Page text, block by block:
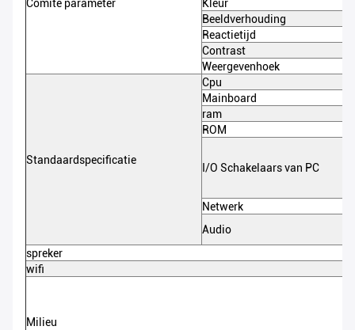
Comité parameter
Kleur
Beeldverhouding
Reactietijd
Contrast
Weergevenhoek
Standaardspecificatie
Cpu
Mainboard
ram
ROM
I/O Schakelaars van PC
Netwerk
Audio
spreker
wifi
Milieu